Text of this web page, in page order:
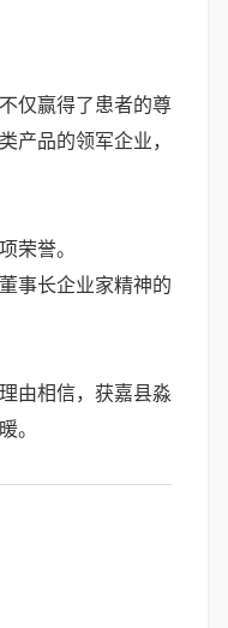
仅赢得了患者的尊
产品的领军企业，
荣誉。
事长企业家精神的
由相信，获嘉县淼
。